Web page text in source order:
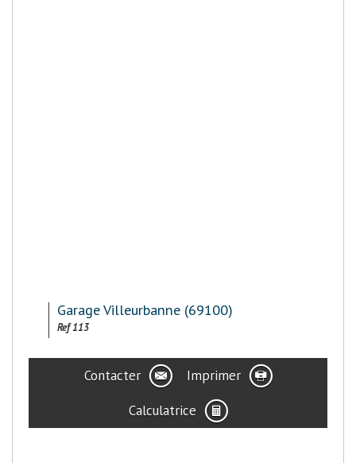
Garage Villeurbanne (69100)
Ref 113
Contacter
Imprimer
Calculatrice